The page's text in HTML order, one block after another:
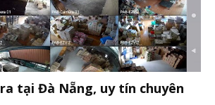
tại Đà Nẵng, uy tín chuyên